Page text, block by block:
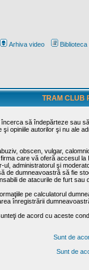
Arhiva video Biblioteca
TRAM CLUB
să îndepărteze sau
opiniile autorilor şi nu ale
obscen, vulgar,
care vă oferă accesul
administratorul şi
de dumneavoastră să fie
de atacurile de furt
pe calculatorul
înregistrării
de acord cu aceste
Sunt de
Sunt de